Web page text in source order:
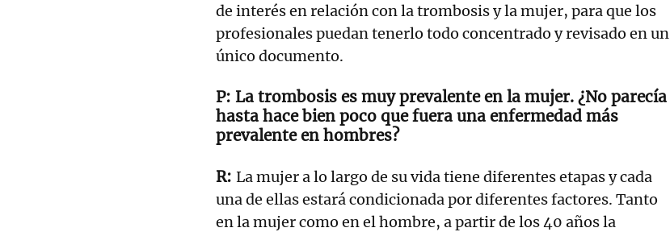
de interés en relación con la trombosis y la mujer, para que los
profesionales puedan tenerlo todo concentrado y revisado en un
único documento.
La trombosis es muy prevalente en la mujer. ¿No parecía
hasta hace bien poco que fuera una enfermedad más
prevalente en hombres?
La mujer a lo largo de su vida tiene diferentes etapas y cada
una de ellas estará condicionada por diferentes factores. Tanto
en la mujer como en el hombre, a partir de los 40 años la